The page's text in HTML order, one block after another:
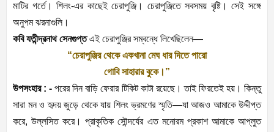
মাটির গর্তে। শিলং-এর কাছেই চেরাপুঞ্জি। চেরাপুঞ্জিতে সবসময় বৃষ্টি। সেই সঙ্গে
অনুপম ঝরনাগুলি।
কবি যতীন্দ্রনাথ সেনগুপ্তএই চেরাপুঞ্জির সম্বন্ধে লিখেছিলেন—
“চেরাপুঞ্জির থেকে একখানা মেঘ ধার দিতে পারো
গোবি সাহারার বুকে।”
উপসংহার : - পরের দিন বাড়ি ফেরার টিকিট কাটা রয়েছে। তাই ফিরতেই হয়। কিন্তু
সারা মন ও হৃদয় জুড়ে থেকে যায় শিলং ভ্রমণের স্মৃতি—যা আজও আমাকে উদ্দীপ্ত
করে, উল্লসিত করে। প্রাকৃতিক সৌন্দর্যের এত মনোরম প্রকাশ আমাকে আপ্লুত